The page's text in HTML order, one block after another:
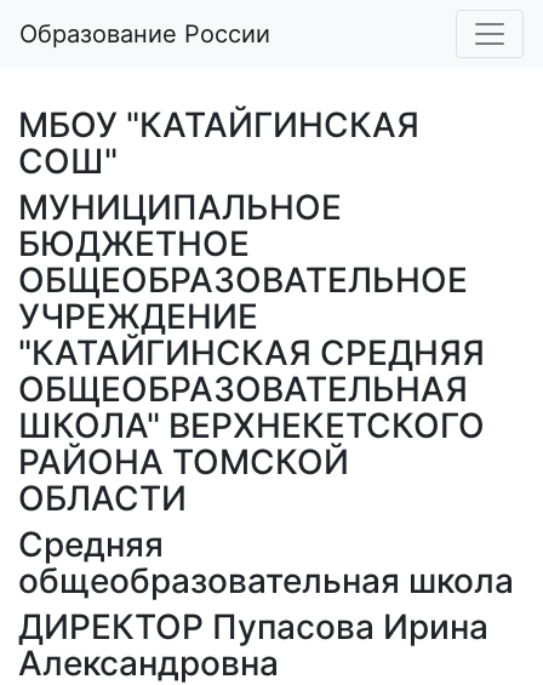
Образование России
МБОУ "КАТАЙГИНСКАЯ
СОШ"
МУНИЦИПАЛЬНОЕ
БЮДЖЕТНОЕ
ОБЩЕОБРАЗОВАТЕЛЬНОЕ
УЧРЕЖДЕНИЕ
"КАТАЙГИНСКАЯ СРЕДНЯЯ
ОБЩЕОБРАЗОВАТЕЛЬНАЯ
ШКОЛА" ВЕРХНЕКЕТСКОГО
РАЙОНА ТОМСКОЙ
ОБЛАСТИ
Средняя
общеобразовательная школа
ДИРЕКТОР Пупасова Ирина
Александровна